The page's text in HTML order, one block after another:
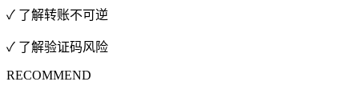
✓ 了解转账不可逆
✓ 了解验证码风险
RECOMMEND